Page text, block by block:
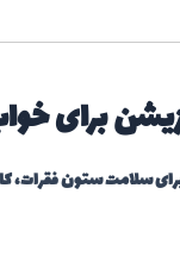
برای
برای سلامت ستون